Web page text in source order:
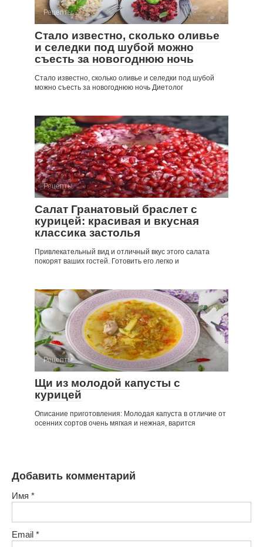
Рецепты
Стало известно, сколько оливье
и селедки под шубой можно
съесть за новогоднюю ночь
Стало известно, сколько оливье и селедки под шубой
можно съесть за новогоднюю ночь Диетолог
Рецепты
Салат Гранатовый браслет с
курицей: красивая и вкусная
классика застолья
Привлекательный вид и отличный вкус этого салата
покорят ваших гостей. Готовить его легко и
Рецепты
Щи из молодой капусты с
курицей
Описание приготовления: Молодая капуста в отличие от
осенних сортов очень мягкая и нежная, варится
Добавить комментарий
Имя *
Email *